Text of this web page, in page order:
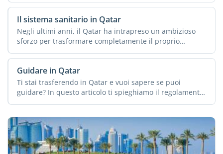
Il sistema sanitario in Qatar
Negli ultimi anni, il Qatar ha intrapreso un ambizioso
sforzo per trasformare completamente il proprio
sistema ...
Guidare in Qatar
Ti stai trasferendo in Qatar e vuoi sapere se puoi
guidare? In questo articolo ti spieghiamo il regolamento
...